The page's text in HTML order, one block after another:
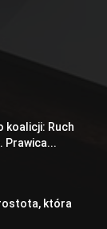
koalicji: Ruch
Prawica...
która